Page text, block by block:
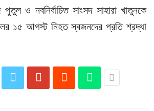
ও নবনির্বাচিত সাংসদ সাহারা খাতুনকে
১৫ আগস্ট নিহত স্বজনদের প্রতি শ্রদ্ধা